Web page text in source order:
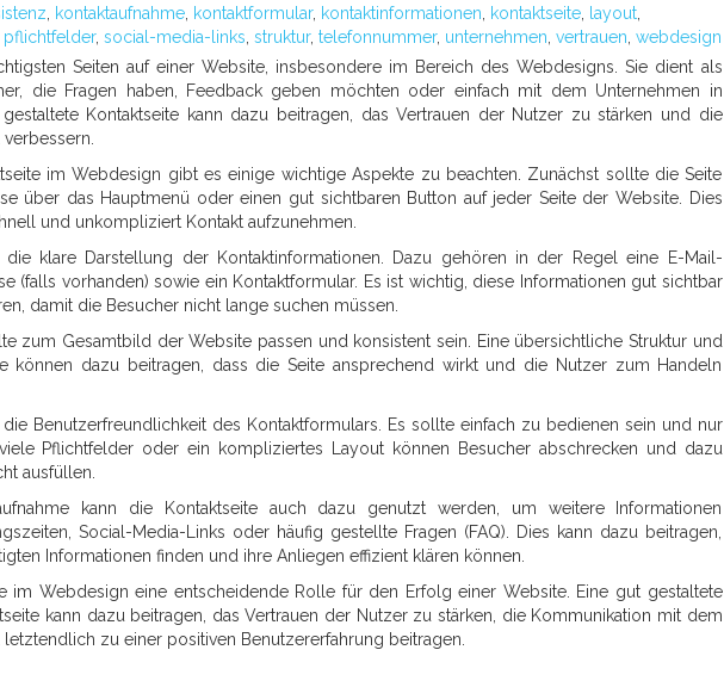
kontaktaufnahme kontaktformular, kontaktinformationen kontaktseite layout
pflichtfelder, social-media-links struktur, telefonnummer, unternehmen vertrauen webdesign
Seiten auf einer Website, insbesondere im Bereich des Webdesigns. Sie dient als
die Fragen haben, Feedback geben möchten oder einfach mit dem Unternehmen in
Kontaktseite kann dazu beitragen, das Vertrauen der Nutzer zu stärken und die
im Webdesign gibt es einige wichtige Aspekte zu beachten. Zunächst sollte die Seite
über das Hauptmenü oder einen gut sichtbaren Button auf jeder Seite der Website. Dies
und unkompliziert Kontakt aufzunehmen.
klare Darstellung der Kontaktinformationen. Dazu gehören in der Regel eine E-Mail-
(falls vorhanden) sowie ein Kontaktformular. Es ist wichtig, diese Informationen gut sichtbar
damit die Besucher nicht lange suchen müssen.
zum Gesamtbild der Website passen und konsistent sein. Eine übersichtliche Struktur und
können dazu beitragen, dass die Seite ansprechend wirkt und die Nutzer zum Handeln
Benutzerfreundlichkeit des Kontaktformulars. Es sollte einfach zu bedienen sein und nur
Pflichtfelder oder ein kompliziertes Layout können Besucher abschrecken und dazu
ausfüllen.
kann die Kontaktseite auch dazu genutzt werden, um weitere Informationen
Social-Media-Links oder häufig gestellte Fragen (FAQ). Dies kann dazu beitragen,
Informationen finden und ihre Anliegen effizient klären können.
im Webdesign eine entscheidende Rolle für den Erfolg einer Website. Eine gut gestaltete
kann dazu beitragen, das Vertrauen der Nutzer zu stärken, die Kommunikation mit dem
zu einer positiven Benutzererfahrung beitragen.